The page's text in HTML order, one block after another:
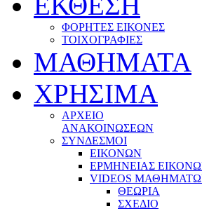
ΦΟΡΗΤΕΣ ΕΙΚΟΝΕΣ
ΤΟΙΧΟΓΡΑΦΙΕΣ
ΜΑΘΗΜΑΤΑ
ΧΡΗΣΙΜΑ
ΑΡΧΕΙΟ
ΑΝΑΚΟΙΝΩΣΕΩΝ
ΣΥΝΔΕΣΜΟΙ
EΙΚΟΝΩΝ
ΕΡΜΗΝΕΙΑΣ
VIDEOS
ΘΕΩΡΙΑ
ΣΧΕΔΙΟ